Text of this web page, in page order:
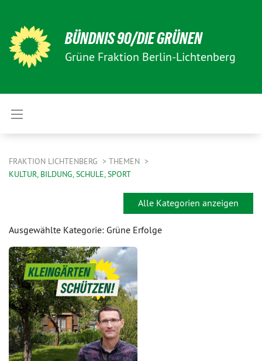
BÜNDNIS 90/DIE GRÜNEN
Grüne Fraktion Berlin-Lichtenberg
FRAKTION LICHTENBERG
THEMEN
KULTUR, BILDUNG, SCHULE, SPORT
Alle Kategorien anzeigen
Ausgewählte Kategorie: Grüne Erfolge